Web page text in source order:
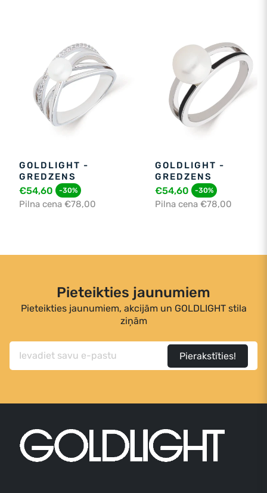
GOLDLIGHT -
GREDZENS
€54,60 -30%
Pilna cena €78,00
GOLDLIGHT -
GREDZENS
€54,60 -30%
Pilna cena €78,00
Pieteikties jaunumiem
Pieteikties jaunumiem, akcijām un GOLDLIGHT stila
ziņām
Pierakstīties!